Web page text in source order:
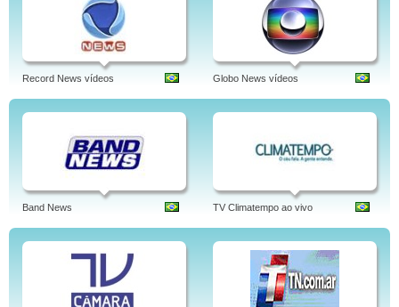
Record News vídeos Globo News vídeos
Band News TV Climatempo ao vivo